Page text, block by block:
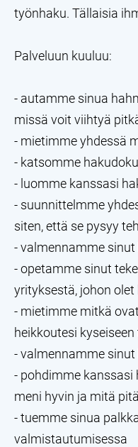
työnhaku. Tällaisia
Palveluun kuuluu:
- autamme sinua
missä voit viihtyä
- mietimme yhdessä
- katsomme
- luomme kanssasi
- suunnittelmme
siten, että se pysyy
- valmennamme
- opetamme sinut
yrityksestä, johon
- mietimme mitkä
heikkoutesi
- valmennamme
- pohdimme
meni hyvin ja mitä
- tuemme sinua
valmistautumisessa